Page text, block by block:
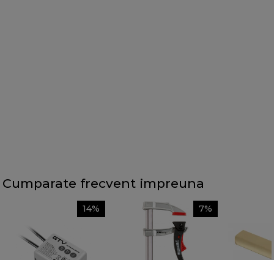
Cumparate frecvent impreuna
14% 7%